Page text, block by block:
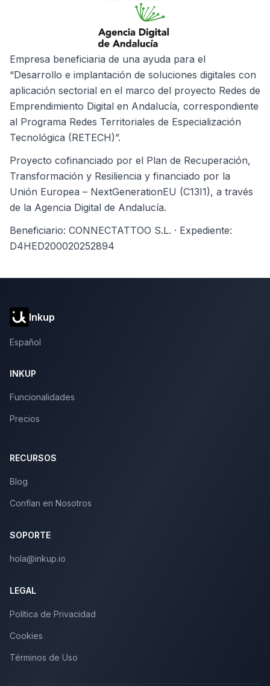
Empresa beneficiaria de una ayuda para el
“Desarrollo e implantación de soluciones digitales con
aplicación sectorial en el marco del proyecto Redes de
Emprendimiento Digital en Andalucía, correspondiente
al Programa Redes Territoriales de Especialización
Tecnológica (RETECH)”.
Proyecto cofinanciado por el Plan de Recuperación,
Transformación y Resiliencia y financiado por la
Unión Europea – NextGenerationEU (C13I1), a través
de la Agencia Digital de Andalucía.
Beneficiario: CONNECTATTOO S.L. · Expediente:
D4HED200020252894
Inkup
Español
INKUP
Funcionalidades
Precios
RECURSOS
Blog
Confían en Nosotros
SOPORTE
hola@inkup.io
LEGAL
Política de Privacidad
Cookies
Términos de Uso